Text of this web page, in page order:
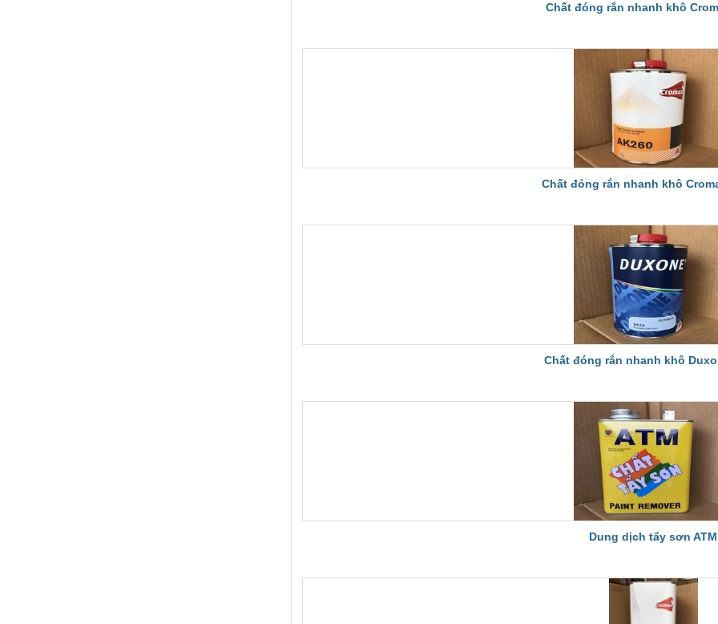
Chất đóng rắn nhanh khô
Chất đóng rắn nhanh khô
Chất đóng rắn nhanh khô
Dung dịch tẩy sơn ATM